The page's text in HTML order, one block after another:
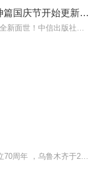
小猪屏蓬十二生肖神8 羊神篇国庆节开始更新啦！